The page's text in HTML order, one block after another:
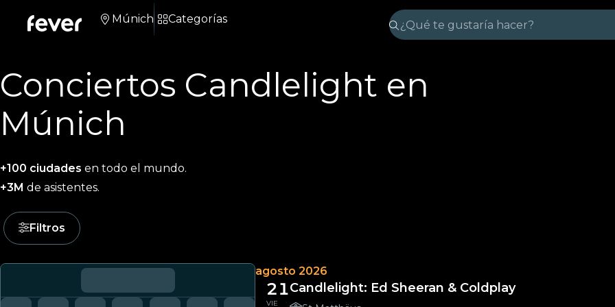
Múnich Categorías
Conciertos Candlelight en
Múnich
+100 ciudades en todo el mundo.
+3M de asistentes.
Filtros
agosto 2026
21
VIE
Candlelight: Ed Sheeran & Coldplay